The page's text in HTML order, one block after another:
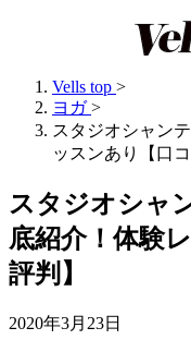
Vells top >
ヨガ >
スタジオシャン
ッスンあり【口コ
スタジオシャ
底紹介！体験
評判】
2020年3月23日